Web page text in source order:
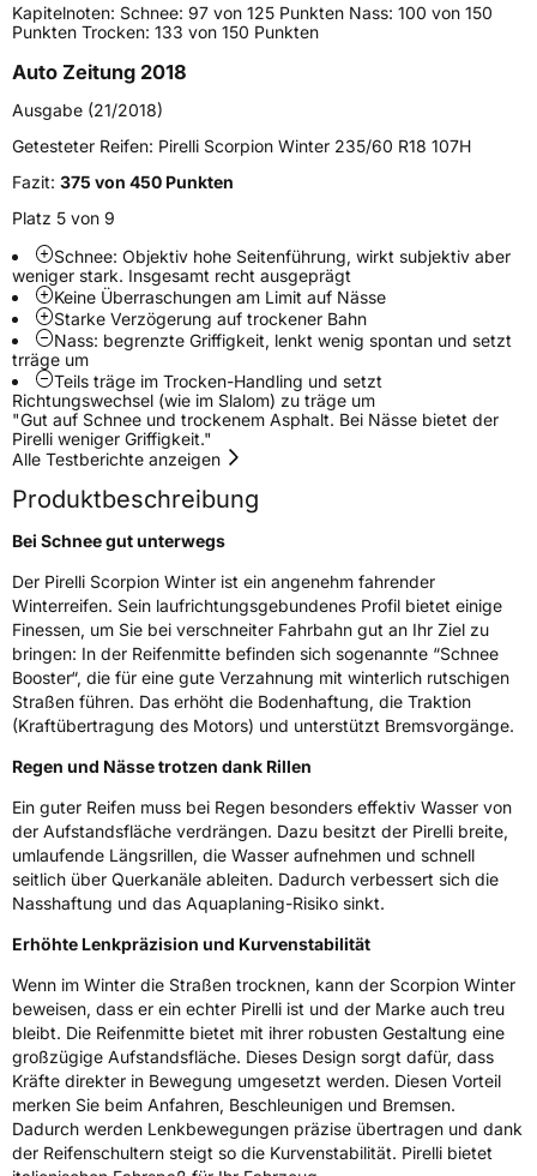
Weitere Eigenschaften
SchlauchtypTL
M+SJa
VerstärktXL
FelgenschutzFP
ElektroJa
EU Label
EffizienzB
NasshaftungB
Rollgeräusch (Klasse)B
Rollgeräusch (dB)71
FahrzeugklasseC1
3PMSF / Schneeflockensymbol / Alpine-Symbol
EisgripNein
EPREL ID596849
Allgemeine Produktsicherheit (GPSR)
HerstellerkontaktPIRELLI TYRE SPA, Viale Piero e Alberto
www.pirelli.com,
consumer.support@pirelli.com
Kapitelnoten: Schnee: 97 von 125 Punkten Nass: 100 von 150
Punkten Trocken: 133 von 150 Punkten
Auto Zeitung 2018
Ausgabe (21/2018)
Getesteter Reifen: Pirelli Scorpion Winter 235/60 R18 107H
Fazit: 375 von 450 Punkten
Platz 5 von 9
Schnee: Objektiv hohe Seitenführung, wirkt subjektiv aber
weniger stark. Insgesamt recht ausgeprägt
Keine Überraschungen am Limit auf Nässe
Starke Verzögerung auf trockener Bahn
Nass: begrenzte Griffigkeit, lenkt wenig spontan und setzt
trräge um
Teils träge im Trocken-Handling und setzt
Richtungswechsel (wie im Slalom) zu träge um
"Gut auf Schnee und trockenem Asphalt. Bei Nässe bietet der
Pirelli weniger Griffigkeit."
Alle Testberichte anzeigen
Produktbeschreibung
Bei Schnee gut unterwegs
Der Pirelli Scorpion Winter ist ein angenehm fahrender
Winterreifen. Sein laufrichtungsgebundenes Profil bietet einige
Finessen, um Sie bei verschneiter Fahrbahn gut an Ihr Ziel zu
bringen: In der Reifenmitte befinden sich sogenannte “Schnee
Booster“, die für eine gute Verzahnung mit winterlich rutschigen
Straßen führen. Das erhöht die Bodenhaftung, die Traktion
(Kraftübertragung des Motors) und unterstützt Bremsvorgänge.
Regen und Nässe trotzen dank Rillen
Ein guter Reifen muss bei Regen besonders effektiv Wasser von
der Aufstandsfläche verdrängen. Dazu besitzt der Pirelli breite,
umlaufende Längsrillen, die Wasser aufnehmen und schnell
seitlich über Querkanäle ableiten. Dadurch verbessert sich die
Nasshaftung und das Aquaplaning-Risiko sinkt.
Erhöhte Lenkpräzision und Kurvenstabilität
Wenn im Winter die Straßen trocknen, kann der Scorpion Winter
beweisen, dass er ein echter Pirelli ist und der Marke auch treu
bleibt. Die Reifenmitte bietet mit ihrer robusten Gestaltung eine
großzügige Aufstandsfläche. Dieses Design sorgt dafür, dass
Kräfte direkter in Bewegung umgesetzt werden. Diesen Vorteil
merken Sie beim Anfahren, Beschleunigen und Bremsen.
Dadurch werden Lenkbewegungen präzise übertragen und dank
der Reifenschultern steigt so die Kurvenstabilität. Pirelli bietet